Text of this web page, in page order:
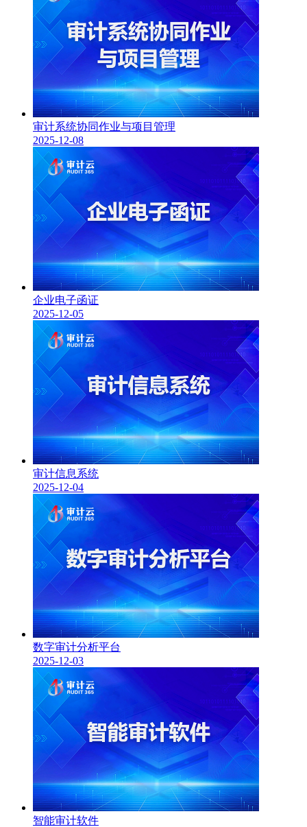
审计系统协同作业与项目管理
2025-12-08
企业电子函证
2025-12-05
审计信息系统
2025-12-04
数字审计分析平台
2025-12-03
智能审计软件